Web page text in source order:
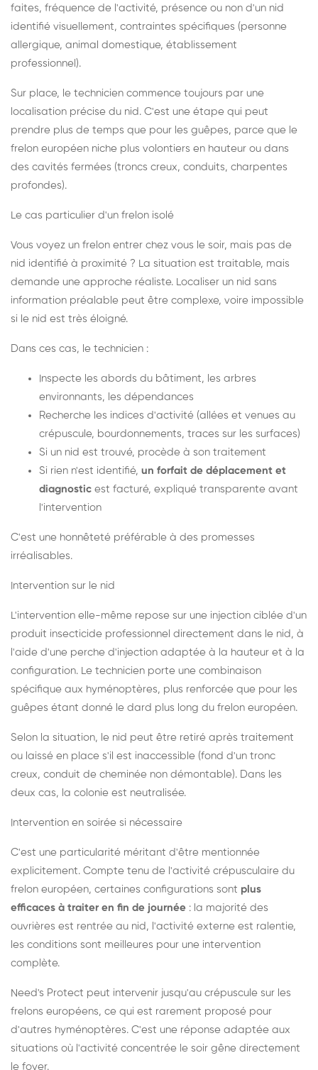
faites, fréquence de l'activité, présence ou non d'un nid
identifié visuellement, contraintes spécifiques (personne
allergique, animal domestique, établissement
professionnel).
Sur place, le technicien commence toujours par une
localisation précise du nid. C'est une étape qui peut
prendre plus de temps que pour les guêpes, parce que le
frelon européen niche plus volontiers en hauteur ou dans
des cavités fermées (troncs creux, conduits, charpentes
profondes).
Le cas particulier d'un frelon isolé
Vous voyez un frelon entrer chez vous le soir, mais pas de
nid identifié à proximité ? La situation est traitable, mais
demande une approche réaliste. Localiser un nid sans
information préalable peut être complexe, voire impossible
si le nid est très éloigné.
Dans ces cas, le technicien :
Inspecte les abords du bâtiment, les arbres
environnants, les dépendances
Recherche les indices d'activité (allées et venues au
crépuscule, bourdonnements, traces sur les surfaces)
Si un nid est trouvé, procède à son traitement
Si rien n'est identifié, un forfait de déplacement et
diagnostic est facturé, expliqué transparente avant
l'intervention
C'est une honnêteté préférable à des promesses
irréalisables.
Intervention sur le nid
L'intervention elle-même repose sur une injection ciblée d'un
produit insecticide professionnel directement dans le nid, à
l'aide d'une perche d'injection adaptée à la hauteur et à la
configuration. Le technicien porte une combinaison
spécifique aux hyménoptères, plus renforcée que pour les
guêpes étant donné le dard plus long du frelon européen.
Selon la situation, le nid peut être retiré après traitement
ou laissé en place s'il est inaccessible (fond d'un tronc
creux, conduit de cheminée non démontable). Dans les
deux cas, la colonie est neutralisée.
Intervention en soirée si nécessaire
C'est une particularité méritant d'être mentionnée
explicitement. Compte tenu de l'activité crépusculaire du
frelon européen, certaines configurations sont plus
efficaces à traiter en fin de journée : la majorité des
ouvrières est rentrée au nid, l'activité externe est ralentie,
les conditions sont meilleures pour une intervention
complète.
Need's Protect peut intervenir jusqu'au crépuscule sur les
frelons européens, ce qui est rarement proposé pour
d'autres hyménoptères. C'est une réponse adaptée aux
situations où l'activité concentrée le soir gêne directement
le foyer.